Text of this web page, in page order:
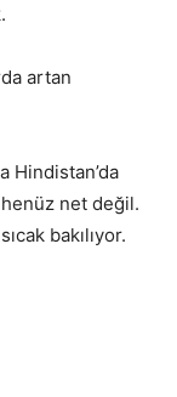
artan
Hindistan’da
net değil.
bakılıyor.